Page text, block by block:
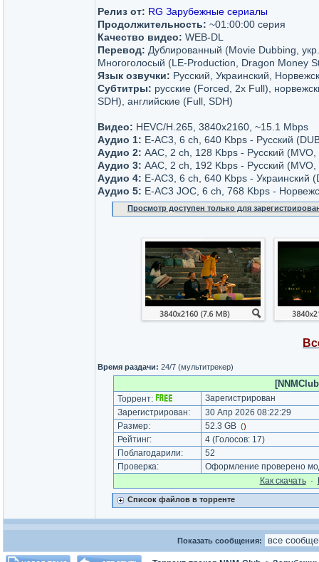
Релиз от: RG Зарубежные сериалы
Продолжительность: ~01:00:00 серия
Качество видео: WEB-DL
Перевод: Дублированный (Movie Dubbing,
Многоголосый (LE-Production, Dragon Money
Язык озвучки: Русский, Украинский,
Субтитры: русские (Forced, 2x Full),
SDH), английские (Full, SDH)
Видео: HEVC/H.265, 3840x2160, ~15.1 Mbps
Аудио 1: E-AC3, 6 ch, 640 Kbps - Русский
Аудио 2: AAC, 2 ch, 128 Kbps - Русский
Аудио 3: AAC, 2 ch, 192 Kbps - Русский
Аудио 4: E-AC3, 6 ch, 640 Kbps - Украинский
Аудио 5: E-AC3 JOC, 6 ch, 768 Kbps -
Просмотр доступен только для
Время раздачи: 24/7 (мультитрекер)
Торрент:
Зарегистрирован
Зарегистрирован:
30 Апр 2026 08:22:29
Размер:
52.3 GB ()
Рейтинг: 4(Голосов: 17)
Поблагодарили:
52
Проверка:
Оформление проверено
Как cкачать·
Список файлов в торренте
Показать сообщения: